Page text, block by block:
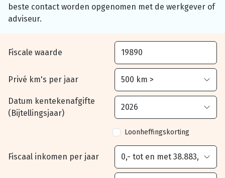
beste contact worden opgenomen met de werkgever of
adviseur.
Fiscale waarde
Privé km's per jaar
Datum kentekenafgifte
(Bijtellingsjaar)
Loonheffingskorting
Fiscaal inkomen per jaar